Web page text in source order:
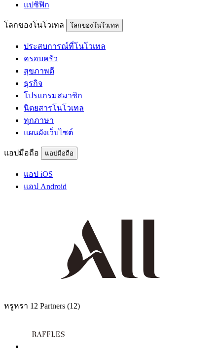
แปซิฟิก
โลกของโนโวเทล โลกของโนโวเทล
ประสบการณ์ที่โนโวเทล
ครอบครัว
สุขภาพดี
ธุรกิจ
โปรแกรมสมาชิก
นิตยสารโนโวเทล
ทุกภาษา
แผนผังเว็บไซต์
แอปมือถือ แอปมือถือ
แอป iOS
แอป Android
หรูหรา 12 Partners (12)